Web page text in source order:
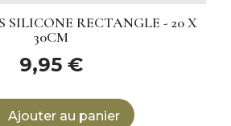
SILICONE RECTANGLE - 20 X
30CM
9,95 €
Ajouter au panier